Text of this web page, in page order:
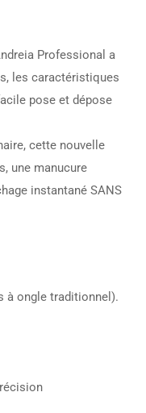
Professional a
les caractéristiques
pose et dépose
cette nouvelle
une manucure
instantané SANS
à ongle traditionnel).